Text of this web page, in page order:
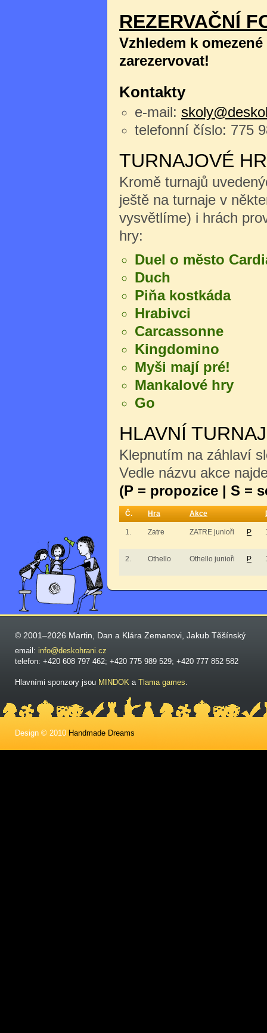
REZERVAČNÍ
Vzhledem k
zarezervovat!
Kontakty
e-mail:
telefonní číslo: 775
TURNAJOVÉ
Kromě turnajů
ještě na turnaje v
vysvětlíme) i hrách
hry:
Duel o město
Duch
Piňa kostkáda
Hrabivci
Carcassonne
Kingdomino
Myši mají pré!
Mankalové hry
Go
HLAVNÍ
Klepnutím na záhlaví
Vedle názvu akce
(P = propozice | S =
Č. Hra Akce
1. Zatre ZATRE junioři P
2. Othello Othello junioři P
© 2001–2026 Martin, Dan a Klára Zemanovi, Jakub Těšínský
email: info@deskohrani.cz
telefon: +420 608 797 462; +420 775 989 529; +420 777 852 582
Hlavními sponzory jsou MINDOK a Tlama games.
Design © 2010 Handmade Dreams